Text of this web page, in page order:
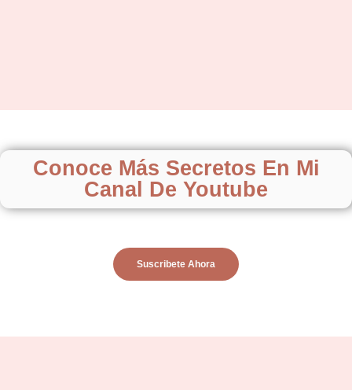
Conoce Más Secretos En Mi
Canal De Youtube
Suscribete Ahora